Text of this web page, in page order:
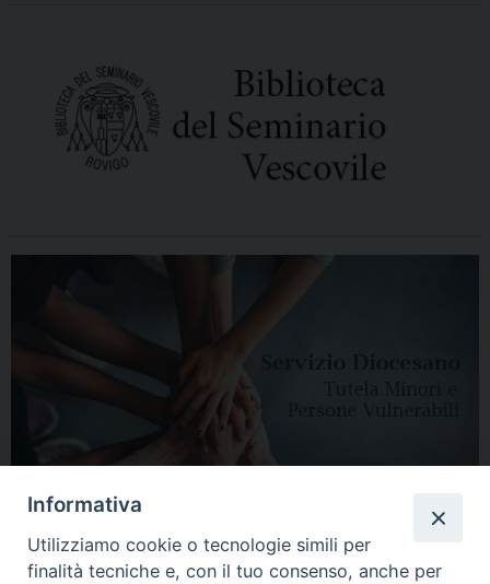
Informativa
Utilizziamo cookie o tecnologie simili per
finalità tecniche e, con il tuo consenso, anche per